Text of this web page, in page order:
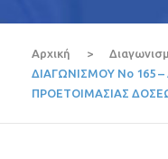
Αρχική >
ΔΙΑΓΩΝΙΣΜΟΥ Νο 165
ΠΡΟΕΤΟΙΜΑΣΙΑΣ